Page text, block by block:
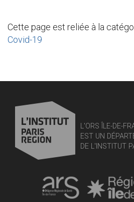
Cette page est reliée à la
Covid-19
L'ORS ÎLE-DE-
EST UN
DE L'INSTITUT